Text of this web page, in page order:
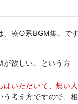
、凌○系BGM集、で
が欲しい、という方
はいただいて、無い
う考え方ですので、